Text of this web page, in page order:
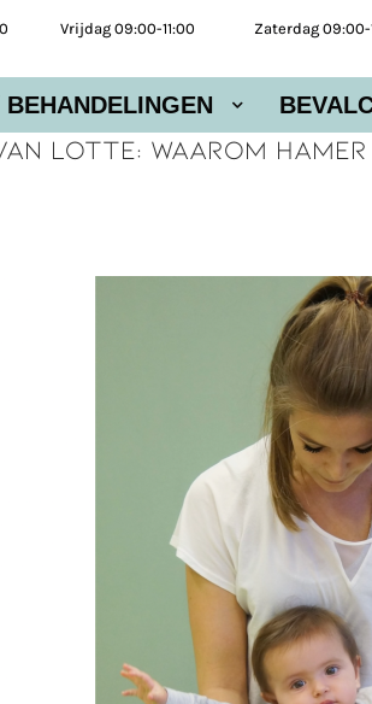
Vrijdag 09:00-11:00 Zaterdag 09:00-
Lotte: Waarom